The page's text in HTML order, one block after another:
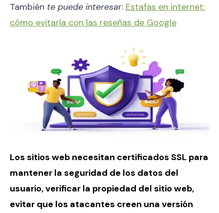
También te puede interesar: Estafas en internet:
cómo evitarla con las reseñas de Google
Los sitios web necesitan certificados SSL para
mantener la seguridad de los datos del
usuario, verificar la propiedad del sitio web,
evitar que los atacantes creen una versión